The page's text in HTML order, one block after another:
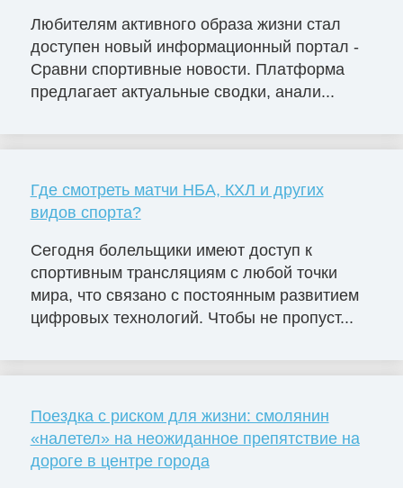
Любителям активного образа жизни стал
доступен новый информационный портал -
Сравни спортивные новости. Платформа
предлагает актуальные сводки, анали...
Где смотреть матчи НБА, КХЛ и других
видов спорта?
Сегодня болельщики имеют доступ к
спортивным трансляциям с любой точки
мира, что связано с постоянным развитием
цифровых технологий. Чтобы не пропуст...
Поездка с риском для жизни: смолянин
«налетел» на неожиданное препятствие на
дороге в центре города